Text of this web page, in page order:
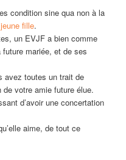
condition sine qua non à la
fille.
un EVJF a bien comme
mariée, et de ses
avez toutes un trait de
votre amie future élue.
d’avoir une concertation
aime, de tout ce